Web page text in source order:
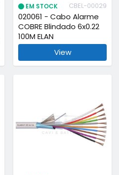
EM STOCK CBEL-00029
020061 - Cabo Alarme
COBRE Blindado 6x0.22
100M ELAN
View